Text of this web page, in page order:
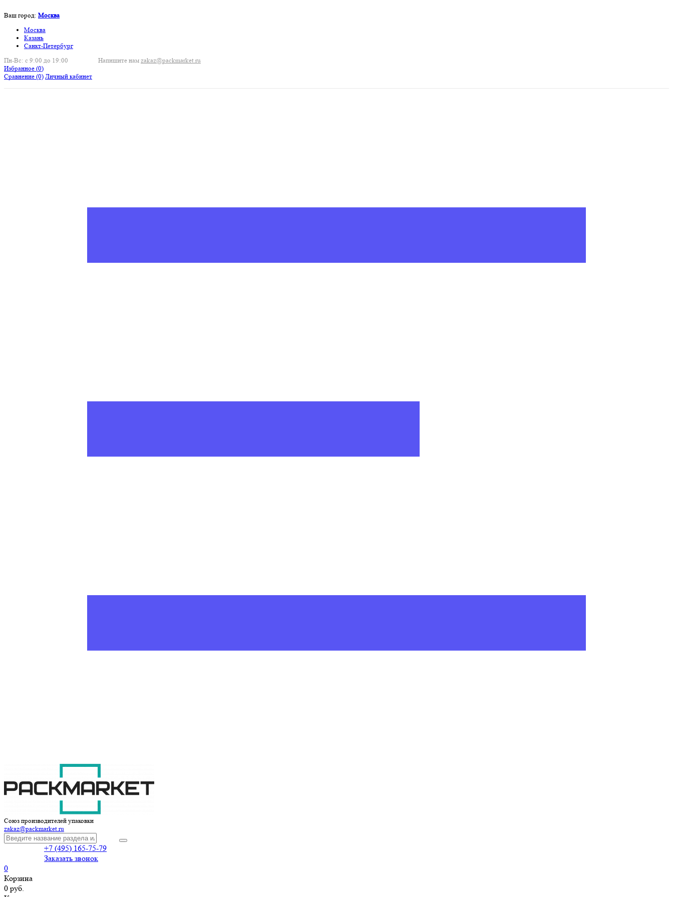
Ваш город: Москва
Москва
Казань
Санкт-Петербург
Пн-Вс: с 9:00 до 19:00
Напишите нам zakaz@packmarket.ru
Избранное (0)
Сравнение (0) Личный кабинет
Союз производителей упаковки
zakaz@packmarket.ru
+7 (495) 165-75-79
Заказать звонок
0
Корзина
0 руб.